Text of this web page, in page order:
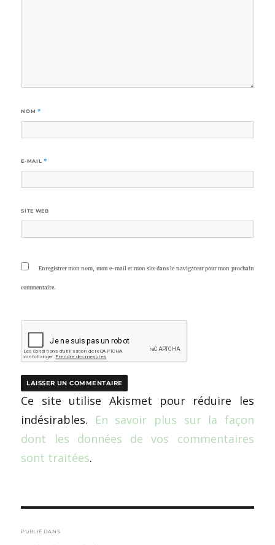
NOM *
E-MAIL *
SITE WEB
Enregistrer mon nom, mon e-mail et mon site dans le navigateur pour mon prochain
commentaire.
Ce site utilise Akismet pour réduire les
indésirables. En savoir plus sur la façon
dont les données de vos commentaires
sont traitées.
de
PUBLIÉ DANS